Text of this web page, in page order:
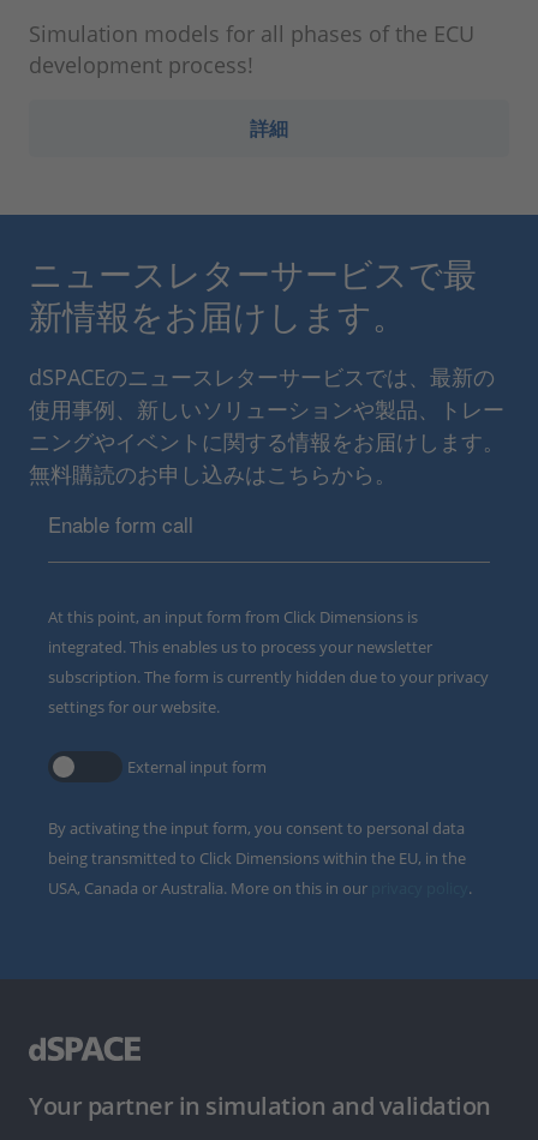
Simulation models for all phases of the ECU
development process!
詳細
ニュースレターサービスで最
新情報をお届けします。
dSPACEのニュースレターサービスでは、最新の
使用事例、新しいソリューションや製品、トレー
ニングやイベントに関する情報をお届けします。
無料購読のお申し込みはこちらから。
Enable form call
At this point, an input form from Click Dimensions is
integrated. This enables us to process your newsletter
subscription. The form is currently hidden due to your privacy
settings for our website.
External input form
By activating the input form, you consent to personal data
being transmitted to Click Dimensions within the EU, in the
USA, Canada or Australia. More on this in our
.
Your partner in simulation and validation